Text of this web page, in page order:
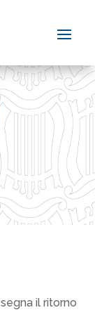
segna il ritorno